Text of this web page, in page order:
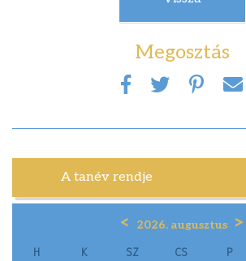
A tanév rendje
< 2026. augusztus >
H K SZ CS P
Megosztás